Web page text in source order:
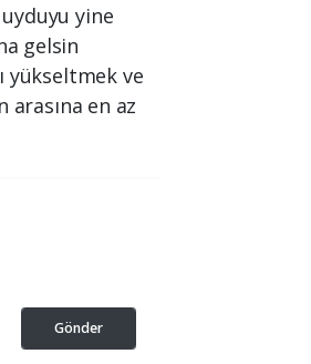
yine
gelsin
yükseltmek ve
arasına en az
Gönder